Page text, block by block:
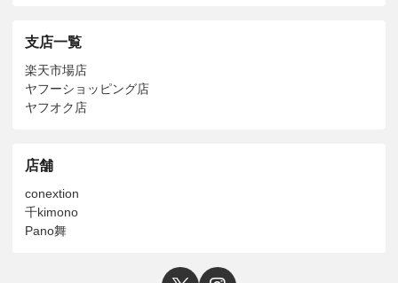
支店一覧
楽天市場店
ヤフーショッピング店
ヤフオク店
店舗
conextion
千kimono
Pano舞